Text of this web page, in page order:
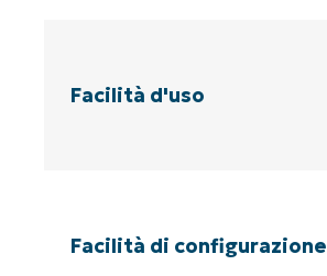
Facilità d'uso
Facilità di configurazione